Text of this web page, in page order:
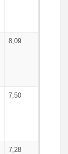
8,09
7,50
7,28